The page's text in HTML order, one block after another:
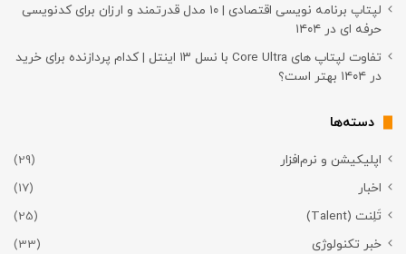
لپتاپ برنامه نویسی اقتصادی | ۱۰ مدل قدرتمند و ارزان برای کدنویسی
حرفه ای در ۱۴۰۴
تفاوت لپتاپ های Core Ultra با نسل ۱۳ اینتل | کدام پردازنده برای خرید
در ۱۴۰۴ بهتر است؟
دسته‌ها
اپلیکیشن و نرم‌افزار
(29)
اخبار
(17)
تَلِنت (Talent)
(25)
خبر تکنولوژی
(33)